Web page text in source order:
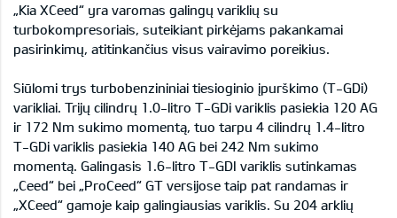
„Kia XCeed“ yra varomas galingų variklių su
turbokompresoriais, suteikiant pirkėjams pakankamai
pasirinkimų, atitinkančius visus vairavimo poreikius.
Siūlomi trys turbobenzininiai tiesioginio įpurškimo (T-GDi)
varikliai. Trijų cilindrų 1.0-litro T-GDi variklis pasiekia 120 AG
ir 172 Nm sukimo momentą, tuo tarpu 4 cilindrų 1.4-litro
T-GDi variklis pasiekia 140 AG bei 242 Nm sukimo
momentą. Galingasis 1.6-litro T-GDI variklis sutinkamas
„Ceed“ bei „ProCeed“ GT versijose taip pat randamas ir
„XCeed“ gamoje kaip galingiausias variklis. Su 204 arklių